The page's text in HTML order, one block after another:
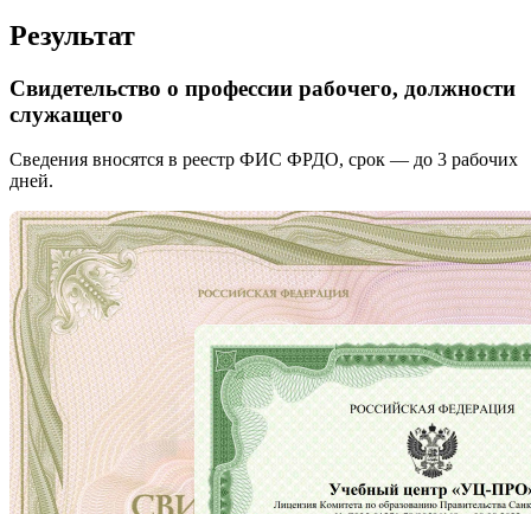
Результат
Свидетельство о профессии рабочего, должности
служащего
Сведения вносятся в реестр ФИС ФРДО, срок — до 3 рабочих
дней.